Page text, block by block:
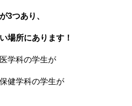
3つあり、
場所にあります！
学科の学生が
健学科の学生が